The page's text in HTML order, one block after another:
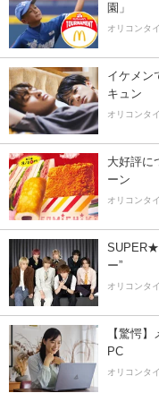
園」
オリコンタ
イケメン
キュン
オリコンタ
大好評に
ーン
オリコンタ
ー”
オリコンタ
【驚愕
PC
オリコンタ